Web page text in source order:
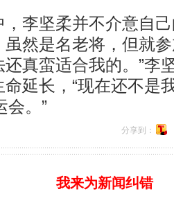
坚柔并不介意自己
然是名老将，但就
真蛮适合我的。”李
延长，“现在还不是
会。”
分享到：
我来为新闻纠错